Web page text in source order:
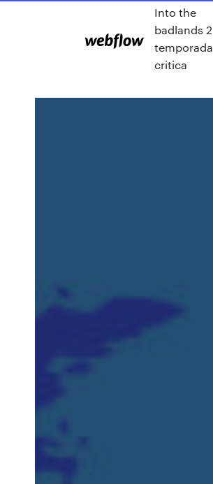
Into the
badlands 2
temporada
critica